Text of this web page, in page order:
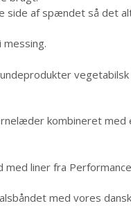
side af spændet så det
kombineret
med liner fra
med vores